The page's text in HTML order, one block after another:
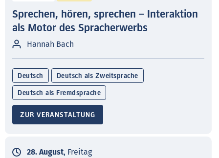
Sprechen, hören, sprechen – Interaktion
als Motor des Spracherwerbs
Hannah Bach
Deutsch Deutsch als Zweitsprache
Deutsch als Fremdsprache
ZUR VERANSTALTUNG
28. August, Freitag